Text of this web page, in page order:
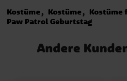
Kostüme Kostüme Kostüme
Paw Patrol Geburtstag
Andere